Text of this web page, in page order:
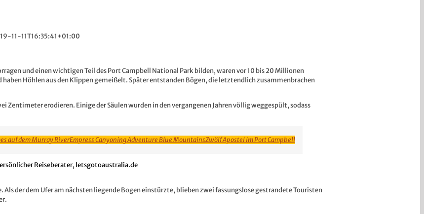
11-11T16:35:41+01:00
und einen wichtigen Teil des Port Campbell National Park bilden, waren vor 10 bis 20 Millionen
haben Höhlen aus den Klippen gemeißelt. Später entstanden Bögen, die letztendlich zusammenbrachen
Zentimeter erodieren. Einige der Säulen wurden in den vergangenen Jahren völlig weggespült, sodass
auf dem Murray RiverEmpress Canyoning Adventure Blue MountainsZwölf Apostel im Port Campbell
Reiseberater, letsgotoaustralia.de
der dem Ufer am nächsten liegende Bogen einstürzte, blieben zwei fassungslose gestrandete Touristen